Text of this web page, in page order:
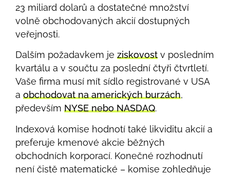
23 miliard dolarů a dostatečné množství
volně obchodovaných akcií dostupných
veřejnosti.
Dalším požadavkem je ziskovost v posledním
kvartálu a v součtu za poslední čtyři čtvrtletí.
Vaše firma musí mít sídlo registrované v USA
a obchodovat na amerických burzách,
především NYSE nebo NASDAQ.
Indexová komise hodnotí také likviditu akcií a
preferuje kmenové akcie běžných
obchodních korporací. Konečné rozhodnutí
není čistě matematické – komise zohledňuje